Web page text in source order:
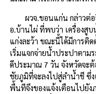
ผวจ.ขอนแก่น กล่าวต่
อ.บ้านไผ่ ที่พบว่า เครื่องสู
แก่งละว้า ขณะนี้ได้มีการติ
เริ่มแจกจ่ายน้ำประปาตาม
ดีประมาณ 7 วัน จังหวัดจะต้
ชัยภูมิที่จะลงไปสู่ลำน้ำชี ซึ่
พื้นทีจึงของแจ้งเตือนไปยัง